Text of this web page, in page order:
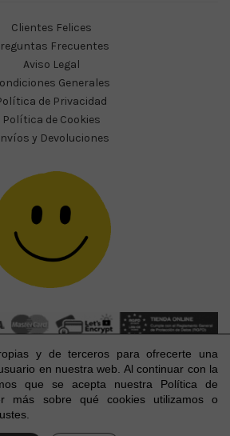
Clientes Felices
Frecuentes
Aviso Legal
Generales
de Privacidad
Política de Cookies
y Devoluciones
2023-2026 I © Todos los derechos
reservados.
y de terceros para ofrecerte una
en nuestra web. Al continuar con la
que se acepta nuestra Política de
más sobre qué cookies utilizamos o
1